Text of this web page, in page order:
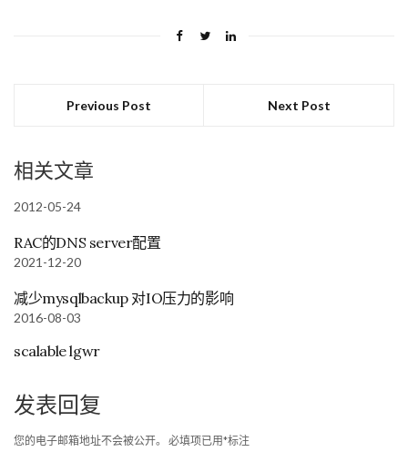
Previous Post Next Post
相关文章
2012-05-24
RAC的DNS server配置
2021-12-20
减少mysqlbackup 对IO压力的影响
2016-08-03
scalable lgwr
发表回复
您的电子邮箱地址不会被公开。 必填项已用*标注